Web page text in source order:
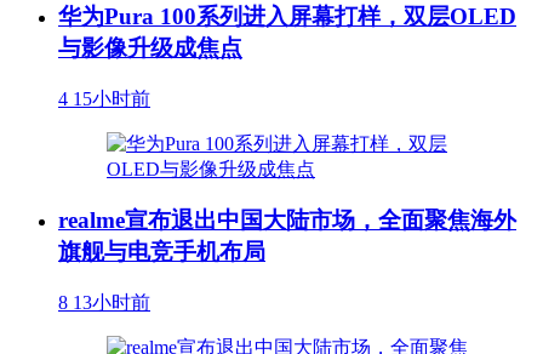
华为Pura 100系列进入屏幕打样，双层OLED
与影像升级成焦点
4 15小时前
realme宣布退出中国大陆市场，全面聚焦海外
旗舰与电竞手机布局
8 13小时前